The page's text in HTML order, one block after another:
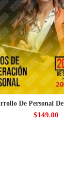
De Personal
$149.00